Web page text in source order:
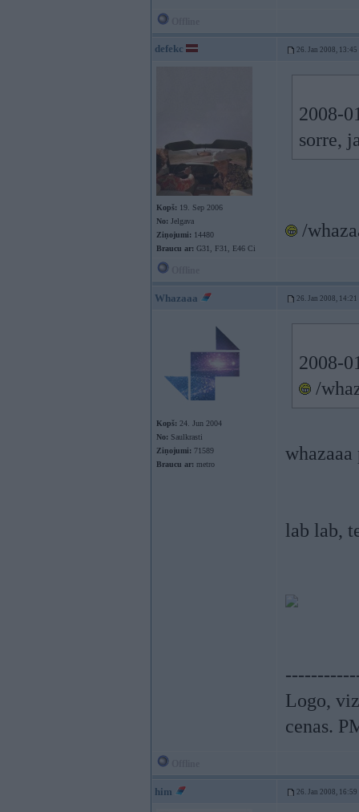
defekc 26. Jan 2008, 13:45
Kopš: 19. Sep 2006
No: Jelgava
Ziņojumi: 14480
Braucu ar: G31, F31, E46 Ci
2008-
sorre,
/
Whazaaa 26. Jan 2008, 14:21
Kopš: 24. Jun 2004
No: Saulkrasti
Ziņojumi: 71589
Braucu ar: metro
2008-
/
lab lab,
Logo,
cenas.
him 26. Jan 2008, 16:59